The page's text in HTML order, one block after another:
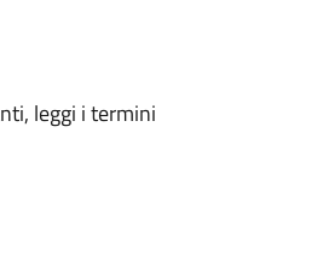
leggi i termini